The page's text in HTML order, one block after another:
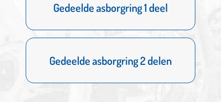
Gedeelde asborgring 1 deel
MEER
Gedeelde asborgring 2 delen
MEER